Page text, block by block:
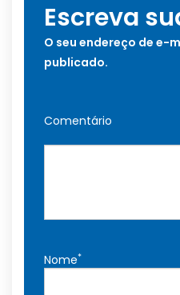
Escreva
O seu endereço de e-
publicado.
Comentário
Nome*